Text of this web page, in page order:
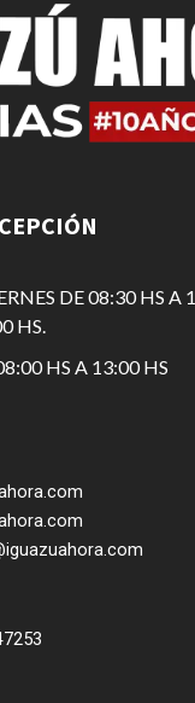
DE 08:30 HS A
HS.
HS A 13:00 HS